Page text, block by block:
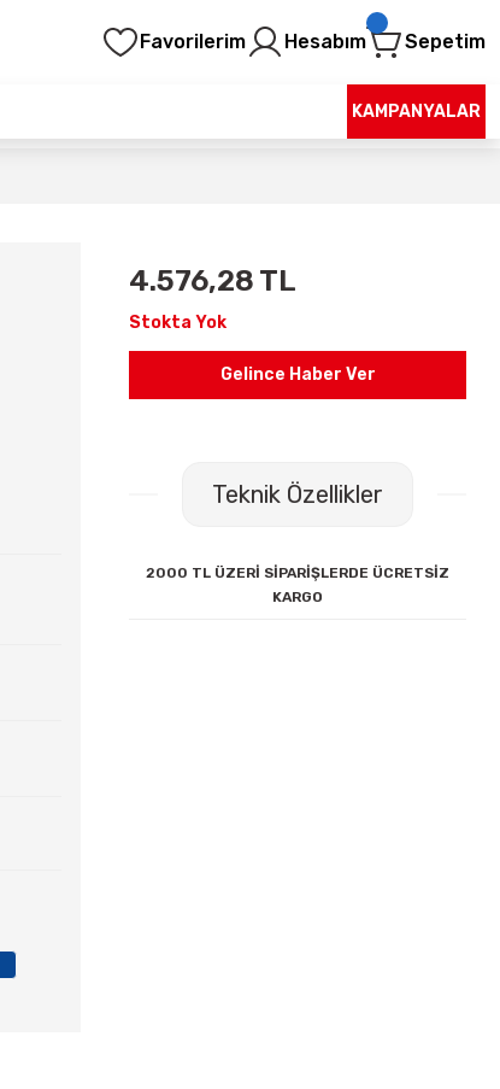
Favorilerim Hesabım Sepetim
KAMPANYALAR
4.576,28 TL
Stokta Yok
Gelince Haber Ver
Teknik Özellikler
2000 TL ÜZERİ SİPARİŞLERDE ÜCRETSİZ
KARGO